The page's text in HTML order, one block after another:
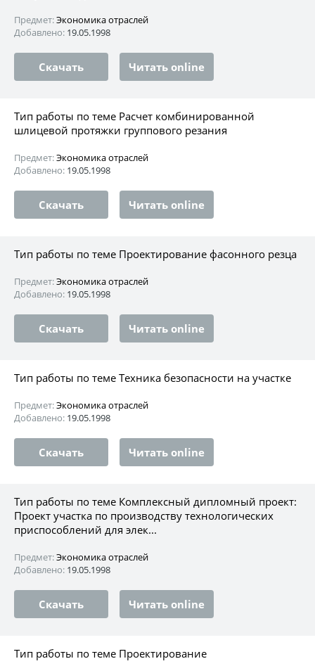
Предмет:Экономика отраслей
Добавлено: 19.05.1998
Скачать Читать online
Тип работы по теме Расчет комбинированной
шлицевой протяжки группового резания
Предмет:Экономика отраслей
Добавлено: 19.05.1998
Скачать Читать online
Тип работы по теме Проектирование фасонного резца
Предмет:Экономика отраслей
Добавлено: 19.05.1998
Скачать Читать online
Тип работы по теме Техника безопасности на участке
Предмет:Экономика отраслей
Добавлено: 19.05.1998
Скачать Читать online
Тип работы по теме Комплексный дипломный проект:
Проект участка по производству технологических
приспособлений для элек...
Предмет:Экономика отраслей
Добавлено: 19.05.1998
Скачать Читать online
Тип работы по теме Проектирование